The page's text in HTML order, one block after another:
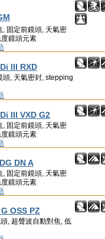
, 固定前鏡頭, 天氣密
鏡頭元素
III RXD
頭, 天氣密封, stepping
III VXD G2
, 固定前鏡頭, 天氣密
鏡頭元素
DN A
, 固定前鏡頭, 天氣密
鏡頭元素
OSS PZ
, 超聲波自動對焦, 低